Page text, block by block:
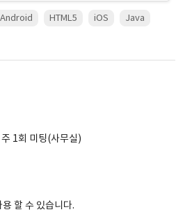
Android HTML5 iOS Java
1회 미팅(사무실)
할 수 있습니다.